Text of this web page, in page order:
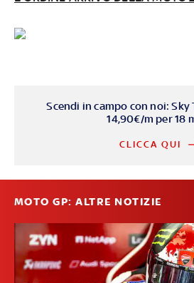
Scendi in campo con noi: Sky
14,90€/m per 18
CLICCA QUI
MOTO GP: ALTRE NOTIZIE